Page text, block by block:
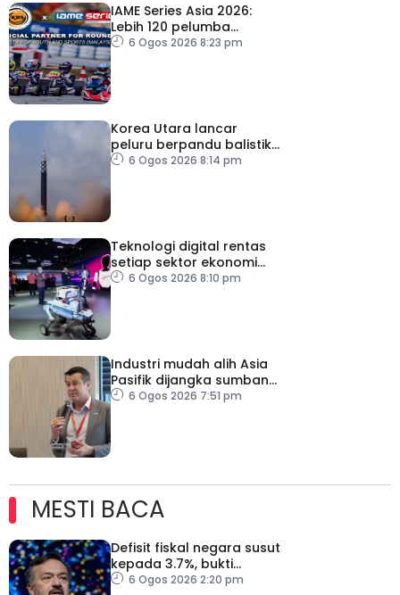
IAME Series Asia 2026:
Lebih 120 pelumba
antarabangsa berentap
6 Ogos 2026 8:23 pm
Korea Utara lancar
peluru berpandu balistik
jarak dekat ke arah Laut
6 Ogos 2026 8:14 pm
Teknologi digital rentas
setiap sektor ekonomi
diperkasa seiring
6 Ogos 2026 8:10 pm
Industri mudah alih Asia
Pasifik dijangka sumbang
AS$1.4 trilion menjelang
6 Ogos 2026 7:51 pm
MESTI BACA
Defisit fiskal negara susut
kepada 3.7%, bukti
keyakinan pelabur masih
6 Ogos 2026 2:20 pm